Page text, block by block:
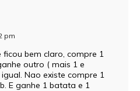
pm
bem claro, compre 1
outro ( mais 1 e
Nao existe compre 1
E ganhe 1 batata e 1